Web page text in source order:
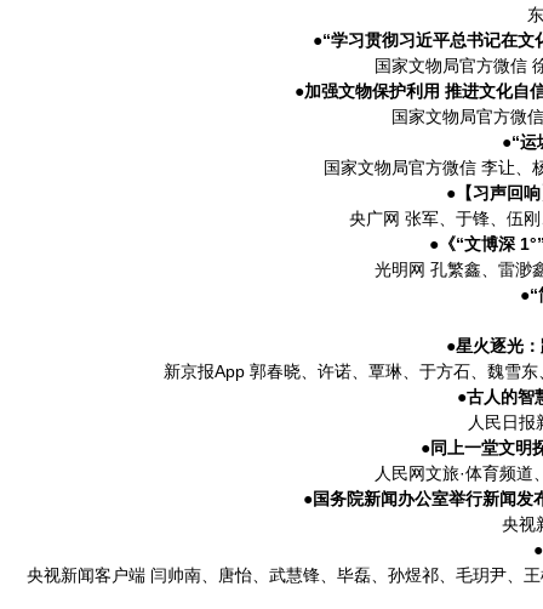
●“学习贯彻习近平总书记在
国家文物局官方微信
●加强文物保护利用 推进文化
国家文物局官方微
●“
国家文物局官方微信 李让、
●【习声回
央广网 张军、于锋、伍
●《“文博深
光明网 孔繁鑫、雷渺
●星火逐光
新京报App 郭春晓、许诺、覃琳、于方石、魏雪
●古人的
人民日报
●同上一堂文明
人民网文旅·体育频
●国务院新闻办公室举行新闻
央视
央视新闻客户端 闫帅南、唐怡、武慧锋、毕磊、孙煜祁、毛玥尹、